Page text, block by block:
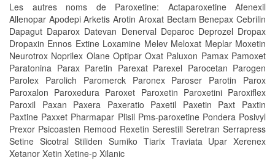
Les autres noms de Paroxetine: Actaparoxetine Afenexil
Allenopar Apodepi Arketis Arotin Aroxat Bectam Benepax Cebrilin
Dapagut Daparox Datevan Denerval Deparoc Deprozel Dropax
Dropaxin Ennos Extine Loxamine Melev Meloxat Meplar Moxetin
Neurotrox Noprilex Olane Optipar Oxat Paluxon Pamax Pamoxet
Paratonina Parax Paretin Parexat Parexel Parocetan Parogen
Parolex Parolich Paromerck Paronex Paroser Parotin Parox
Paroxalon Paroxedura Paroxet Paroxetin Paroxetini Paroxiflex
Paroxil Paxan Paxera Paxeratio Paxetil Paxetin Paxt Paxtin
Paxtine Paxxet Pharmapar Plisil Pms-paroxetine Pondera Posivyl
Prexor Psicoasten Remood Rexetin Serestill Seretran Serrapress
Setine Sicotral Stiliden Sumiko Tiarix Traviata Upar Xerenex
Xetanor Xetin Xetine-p Xilanic